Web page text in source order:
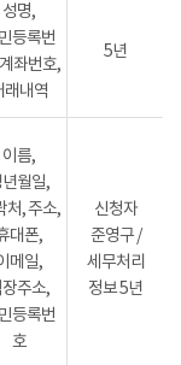
성명,
등록번
좌번호,
래내역
5년
이름,
년월일,
처, 주소,
대폰,
메일,
장주소,
등록번
호
신청자
준영구 /
세무처리
정보 5년